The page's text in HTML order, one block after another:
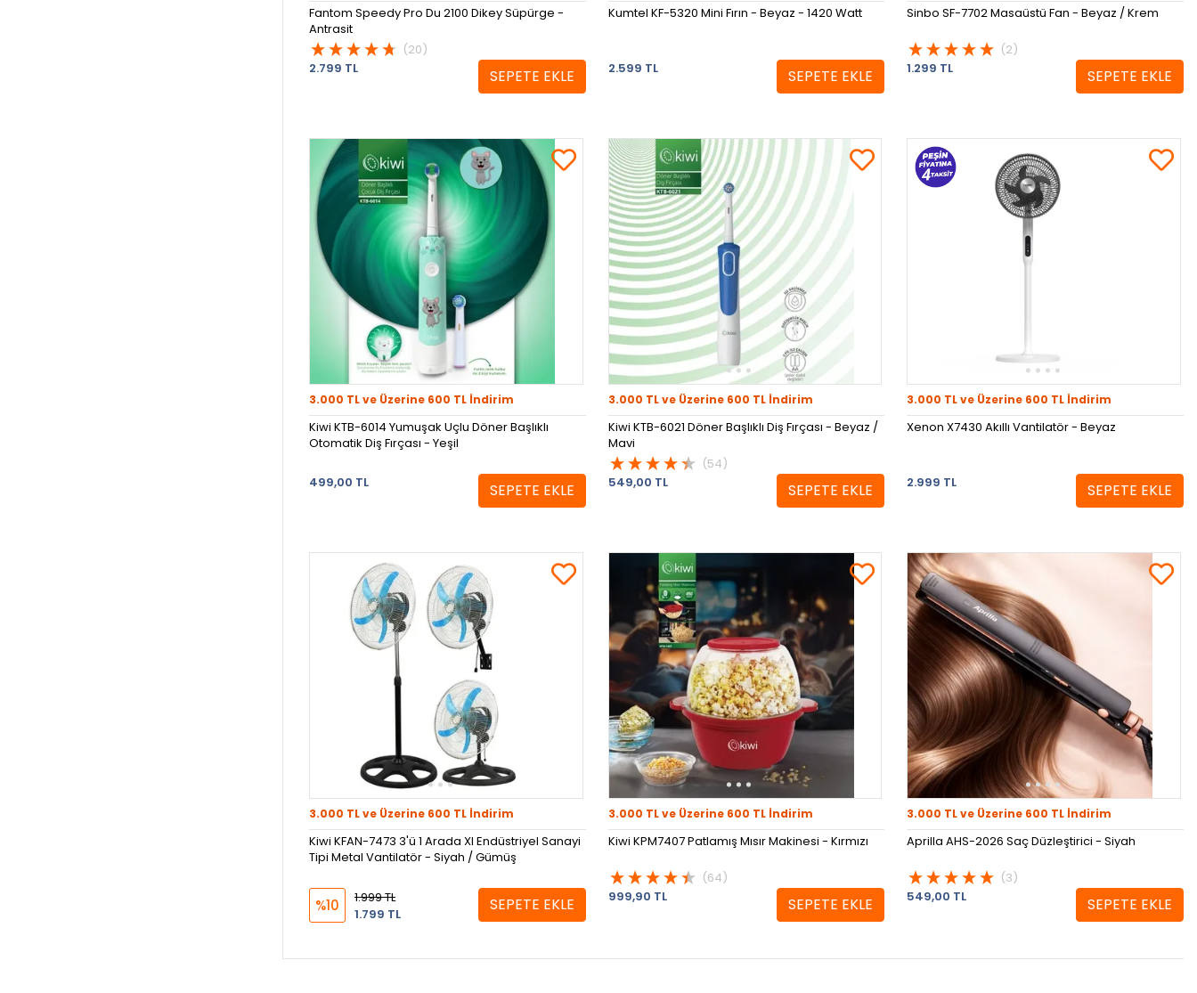
Fantom Speedy Pro Du 2100 Dikey Süpürge -
Antrasit
(20)
2.799 TL
SEPETE EKLE
Kumtel KF-5320 Mini Fırın - Beyaz - 1420 Watt
2.599 TL SEPETE EKLE
Sinbo SF-7702 Masaüstü Fan - Beyaz / Krem
(2)
1.299 TL
SEPETE EKLE
3.000 TL ve Üzerine 600 TL İndirim
Kiwi KTB-6014 Yumuşak Uçlu Döner Başlıklı
Otomatik Diş Fırçası - Yeşil
499,00 TL SEPETE EKLE
3.000 TL ve Üzerine 600 TL İndirim
Kiwi KTB-6021 Döner Başlıklı Diş Fırçası - Beyaz /
Mavi
(54)
549,00 TL
SEPETE EKLE
3.000 TL ve Üzerine 600 TL İndirim
Xenon X7430 Akıllı Vantilatör - Beyaz
2.999 TL SEPETE EKLE
3.000 TL ve Üzerine 600 TL İndirim
Kiwi KFAN-7473 3'ü 1 Arada Xl Endüstriyel Sanayi
Tipi Metal Vantilatör - Siyah / Gümüş
%10
1.999 TL
1.799 TL
SEPETE EKLE
3.000 TL ve Üzerine 600 TL İndirim
Kiwi KPM7407 Patlamış Mısır Makinesi - Kırmızı
(64)
999,90 TL
SEPETE EKLE
3.000 TL ve Üzerine 600 TL İndirim
Aprilla AHS-2026 Saç Düzleştirici - Siyah
(3)
549,00 TL
SEPETE EKLE